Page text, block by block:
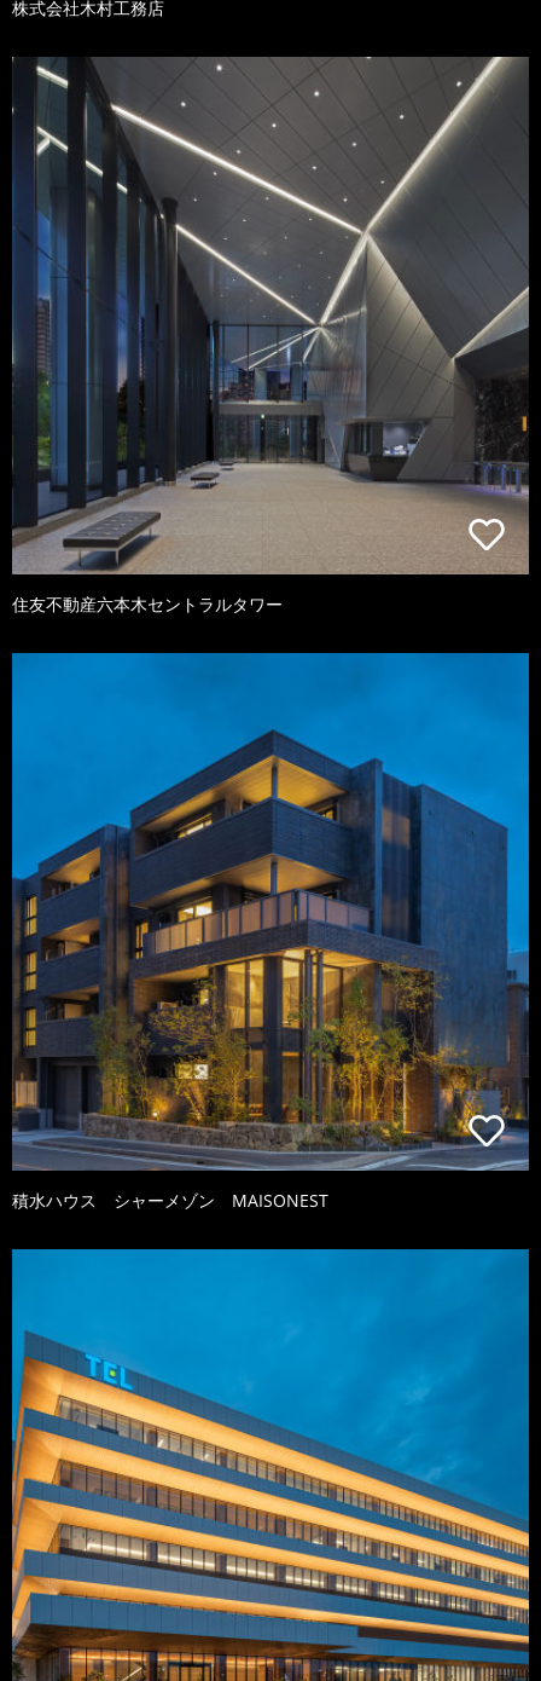
株式会社木村工務店
住友不動産六本木セントラルタワー
積水ハウス シャーメゾン MAISONEST